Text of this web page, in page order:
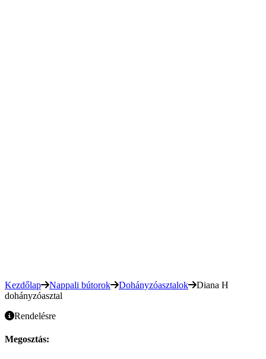
Kezdőlap Nappali bútorok Dohányzóasztalok
Diana H
dohányzóasztal
Rendelésre
Megosztás: